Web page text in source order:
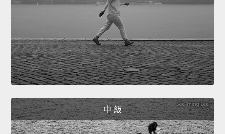
中 級